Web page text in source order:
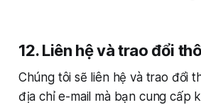
12. Liên hệ và trao đổi
Chúng tôi sẽ liên hệ và trao đổi
địa chỉ e-mail mà bạn cung cấp